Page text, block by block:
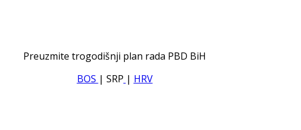
Preuzmite trogodišnji plan rada PBD BiH
BOS | SRP | HRV